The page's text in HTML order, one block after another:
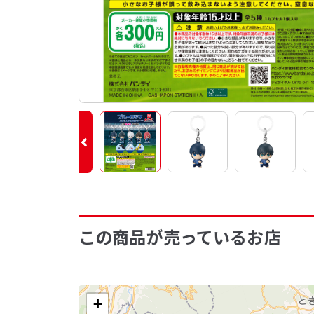
この商品が売っているお店
+